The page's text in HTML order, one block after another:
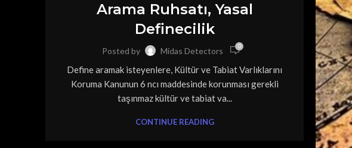
Arama Ruhsatı, Yasal
Definecilik
Posted by Midas Detectors 0
Define aramak isteyenlere, Kültür ve Tabiat Varlıklarını
Koruma Kanunun 6 ncı maddesinde korunması gerekli
taşınmaz kültür ve tabiat va...
CONTINUE READING